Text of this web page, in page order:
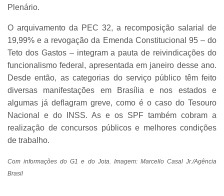
Plenário.
O arquivamento da PEC 32, a recomposição salarial de
19,99% e a revogação da Emenda Constitucional 95 – do
Teto dos Gastos – integram a pauta de reivindicações do
funcionalismo federal, apresentada em janeiro desse ano.
Desde então, as categorias do serviço público têm feito
diversas manifestações em Brasília e nos estados e
algumas já deflagram greve, como é o caso do Tesouro
Nacional e do INSS. As e os SPF também cobram a
realização de concursos públicos e melhores condições
de trabalho.
Com informações do G1 e do Jota. Imagem: Marcello Casal Jr./Agência
Brasil